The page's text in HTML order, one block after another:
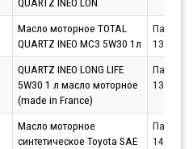
Масло моторное TOTAL
QUARTZ INEO MC3 5W30 1л
Партнёр
QUARTZ INEO LONG LIFE
5W30 1 л масло моторное
(made in France)
Партнёр
Масло моторное
синтетическое Toyota SAE
Партнёр